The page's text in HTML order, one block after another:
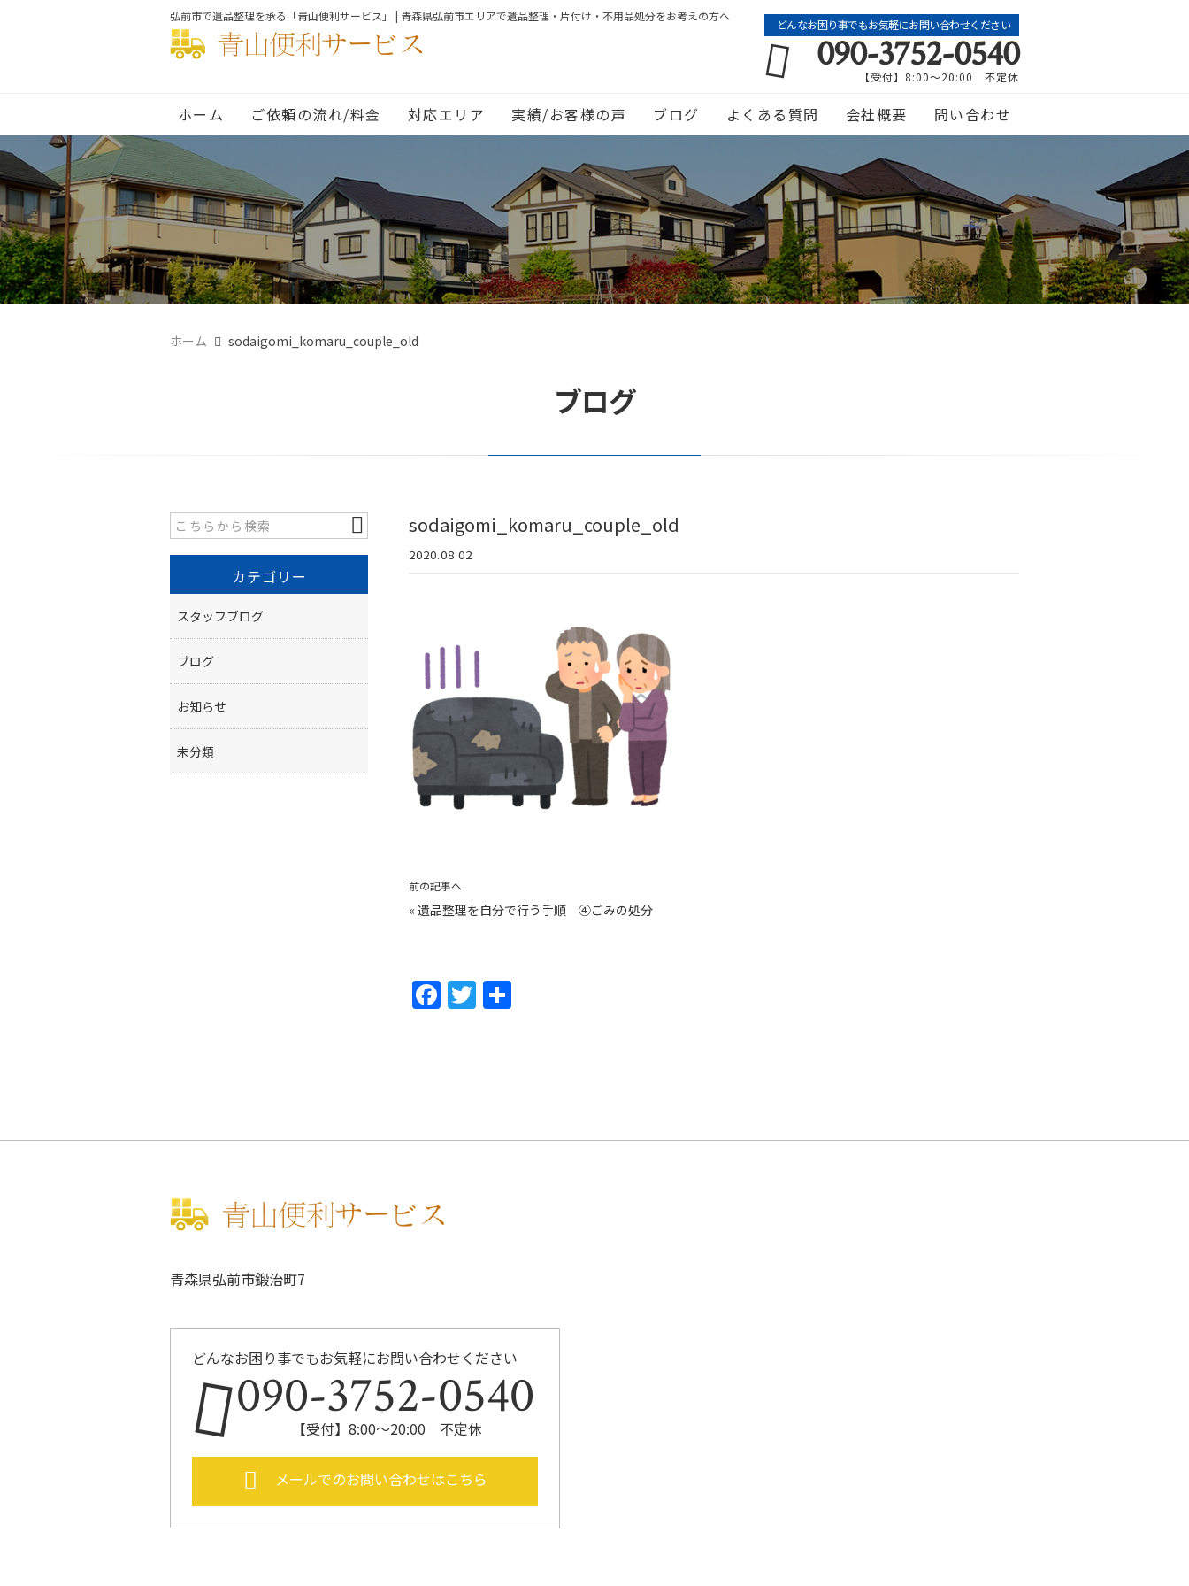
弘前市で遺品整理を承る「青山便利サービス」 | 青森県弘前市エリアで遺品整理・片付け・不用品処分をお考えの方へ
どんなお困り事でもお気軽にお問い合わせください
090-3752-0540
【受付】8:00～20:00 不定休
ホーム ご依頼の流れ/料金 対応エリア 実績/お客様の声 ブログ よくある質問 会社概要 問い合わせ
ホーム sodaigomi_komaru_couple_old
ブログ
sodaigomi_komaru_couple_old
2020.08.02
前の記事へ
« 遺品整理を自分で行う手順 ④ごみの処分
F
o
T
カテゴリー
スタッフブログ
ブログ
お知らせ
未分類
青森県弘前市鍛治町7
どんなお困り事でもお気軽にお問い合わせください
090-3752-0540
【受付】8:00～20:00 不定休
メールでのお問い合わせはこちら